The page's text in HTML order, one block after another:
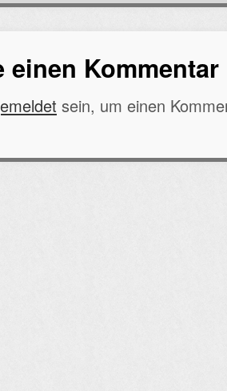
einen Kommentar
sein, um einen